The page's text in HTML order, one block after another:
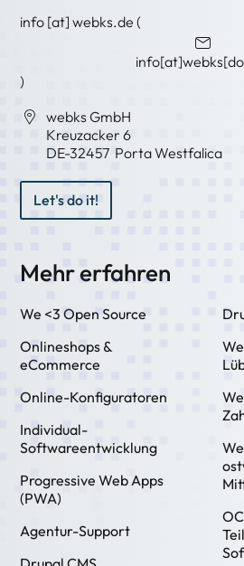
info [at]webks.de (
)
webks GmbH
Kreuzacker 6
DE-32457 Porta Westfalica
Let's do it!
Mehr erfahren
We <3 Open Source
Onlineshops &
eCommerce
Online-Konfiguratoren
Individual-
Softwareentwicklung
Progressive Web Apps
(PWA)
Agentur-Support